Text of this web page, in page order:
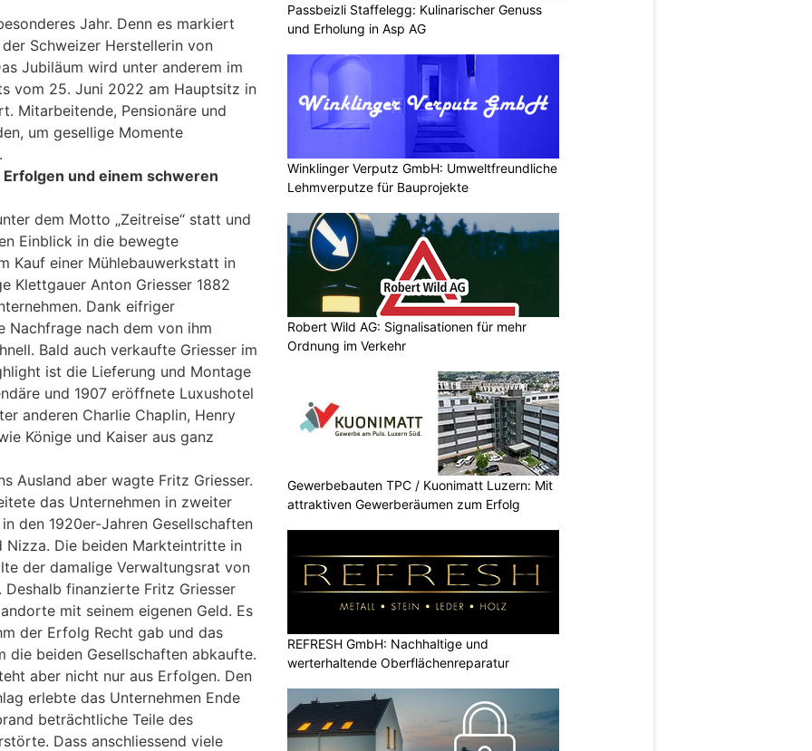
Jahr. Denn es markiert
Schweizer Herstellerin von
Jubiläum wird unter anderem im
vom 25. Juni 2022 am Hauptsitz in
Mitarbeitende, Pensionäre und
um gesellige Momente
und einem schweren
dem Motto „Zeitreise“ statt und
Einblick in die bewegte
Kauf einer Mühlebauwerkstatt in
Klettgauer Anton Griesser 1882
Dank eifriger
Nachfrage nach dem von ihm
Bald auch verkaufte Griesser im
ist die Lieferung und Montage
und 1907 eröffnete Luxushotel
anderen Charlie Chaplin, Henry
Könige und Kaiser aus ganz
Ausland aber wagte Fritz Griesser.
das Unternehmen in zweiter
den 1920er-Jahren Gesellschaften
Nizza. Die beiden Markteintritte in
der damalige Verwaltungsrat von
Deshalb finanzierte Fritz Griesser
mit seinem eigenen Geld. Es
der Erfolg Recht gab und das
die beiden Gesellschaften abkaufte.
aber nicht nur aus Erfolgen. Den
erlebte das Unternehmen Ende
beträchtliche Teile des
Dass anschliessend viele
Passbeizli Staffelegg: Kulinarischer Genuss
und Erholung in Asp AG
Winklinger Verputz GmbH: Umweltfreundliche
Lehmverputze für Bauprojekte
Robert Wild AG: Signalisationen für mehr
Ordnung im Verkehr
Gewerbebauten TPC / Kuonimatt Luzern: Mit
attraktiven Gewerberäumen zum Erfolg
REFRESH GmbH: Nachhaltige und
werterhaltende Oberflächenreparatur